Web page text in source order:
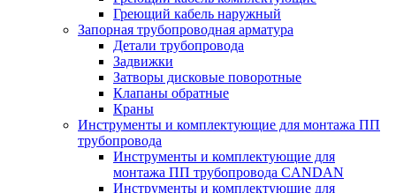
Греющий кабель наружный
Запорная трубопроводная арматура
Детали трубопровода
Задвижки
Затворы дисковые поворотные
Клапаны обратные
Краны
Инструменты и комплектующие для монтажа ПП
трубопровода
Инструменты и комплектующие для
монтажа ПП трубопровода CANDAN
Инструменты и комплектующие для